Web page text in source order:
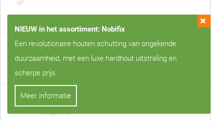
E-mail adres (verplicht)
Wanneer mag de schutting geplaatst worden?
(verplicht)
NIEUW in het assortiment: Nobifix
Een revolutionaire houten schutting van ongekende
duurzaamheid, met een luxe hardhout uitstraling en
scherpe prijs.
Meer informatie